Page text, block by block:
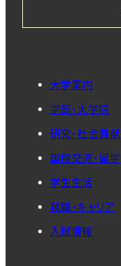
大学案内
学部・大学院
研究・社会貢献
国際交流・留学
学生生活
就職・キャリア
入試情報